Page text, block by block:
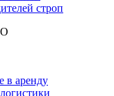
строп
в аренду